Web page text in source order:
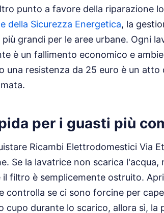
punto a favore della riparazione
della Sicurezza Energetica, la
più grandi per le aree urbane. Ogni
è un fallimento economico e
una resistenza da 25 euro è un
per i guasti più
Ricambi Elettrodomestici Via
Se la lavatrice non scarica
filtro è semplicemente ostruito.
controlla se ci sono forcine per
cupo durante lo scarico, allora sì, la